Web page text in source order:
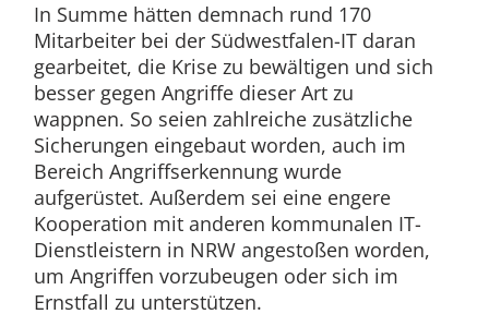
In Summe hätten demnach rund 170
Mitarbeiter bei der Südwestfalen-IT daran
gearbeitet, die Krise zu bewältigen und sich
besser gegen Angriffe dieser Art zu
wappnen. So seien zahlreiche zusätzliche
Sicherungen eingebaut worden, auch im
Bereich Angriffserkennung wurde
aufgerüstet. Außerdem sei eine engere
Kooperation mit anderen kommunalen IT-
Dienstleistern in NRW angestoßen worden,
um Angriffen vorzubeugen oder sich im
Ernstfall zu unterstützen.